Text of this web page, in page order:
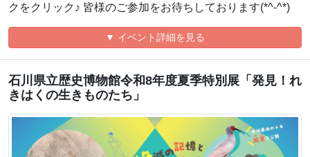
クをクリック♪ 皆様のご参加をお待ちしております(*^-^*)
▼ イベント詳細を見る
石川県立歴史博物館令和8年度夏季特別展「発見！れ
きはくの生きものたち」